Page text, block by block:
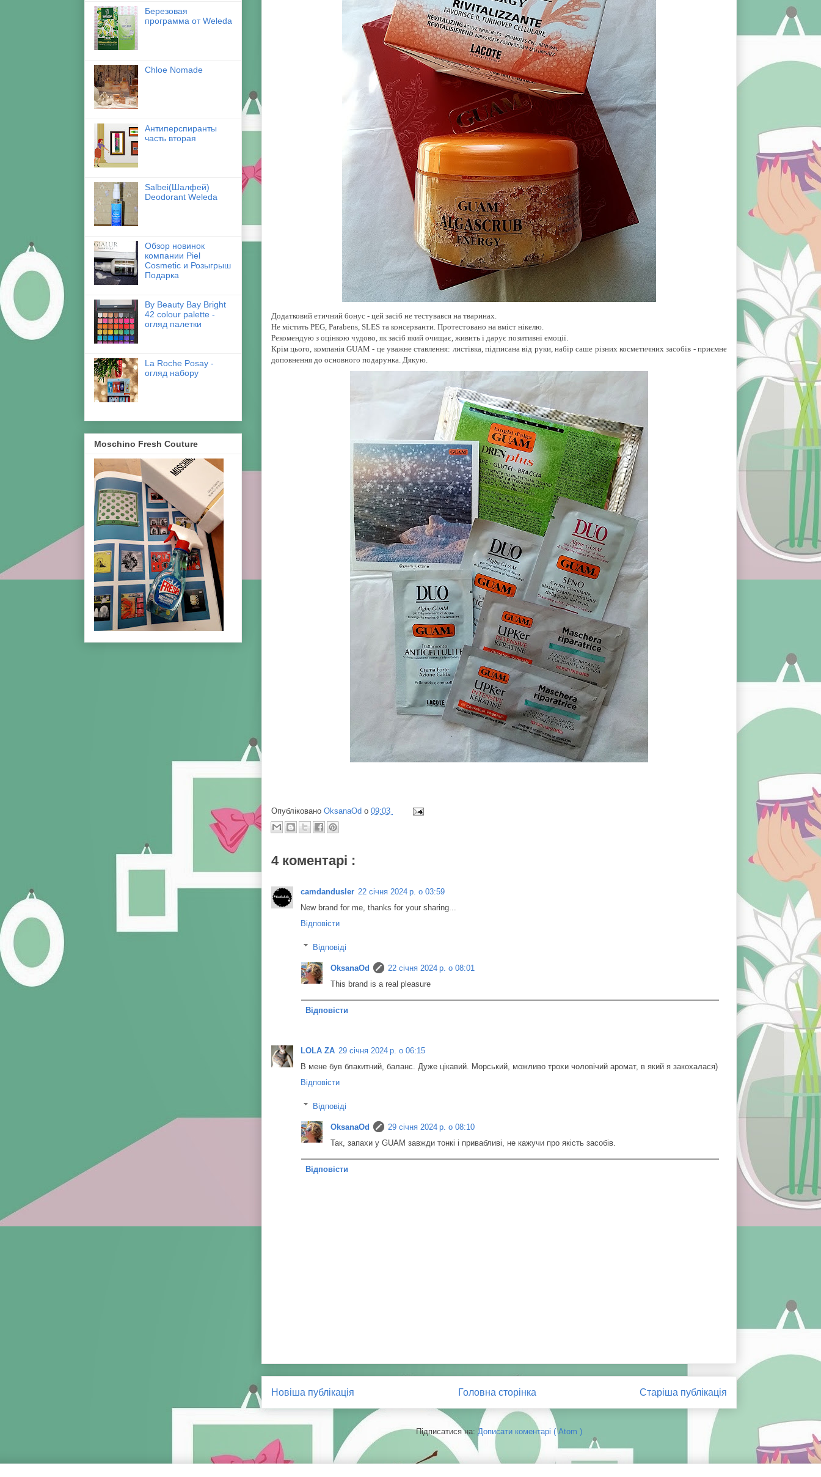
Додатковий етичний бонус - цей засіб не тестувався на тваринах.
Не містить PEG, Parabens, SLES та консерванти. Протестовано на вміст нікелю.
Рекомендую з оцінкою чудово, як засіб який очищає, живить і дарує позитивні емоції.
Крім цього, компанія GUAM - це уважне ставлення: листівка, підписана від руки, набір саше різних косметичних засобів - приємне
доповнення до основного подарунка. Дякую.
Опубліковано OksanaOd о 09:03
4 коментарі :
camdandusler 22 січня 2024 р. о 03:59
New brand for me, thanks for your sharing...
Відповісти
Відповіді
OksanaOd
22 січня 2024 р. о 08:01
This brand is a real pleasure
Відповісти
LOLA ZA 29 січня 2024 р. о 06:15
В мене був блакитний, баланс. Дуже цікавий. Морський, можливо трохи чоловічий аромат, в який я закохалася)
Відповісти
Відповіді
OksanaOd
29 січня 2024 р. о 08:10
Так, запахи у GUAM завжди тонкі і привабливі, не кажучи про якість засобів.
Відповісти
Новіша публікація Старіша публікація
Головна сторінка
Підписатися на: Дописати коментарі ( Atom )
Березовая
программа от Weleda
Chloe Nomade
Антиперспиранты
часть вторая
Salbei(Шалфей)
Deodorant Weleda
Обзор новинок
компании Piel
Cosmetic и Розыгрыш
Подарка
By Beauty Bay Bright
42 colour palette -
огляд палетки
La Roche Posay -
огляд набору
Moschino Fresh Couture